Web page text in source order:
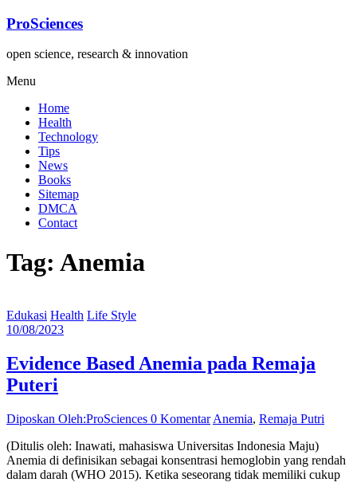
Lompat
konten
ProSciences
open science, research & innovation
Menu
Home
Health
Technology
Tips
News
Books
Sitemap
DMCA
Contact
Tag: Anemia
Edukasi Health Life Style
10/08/2023
Evidence Based Anemia pada Remaja
Puteri
Diposkan Oleh:ProSciences 0 Komentar Anemia, Remaja Putri
(Ditulis oleh: Inawati, mahasiswa Universitas Indonesia Maju)
Anemia di definisikan sebagai konsentrasi hemoglobin yang rendah
dalam darah (WHO 2015). Ketika seseorang tidak memiliki cukup